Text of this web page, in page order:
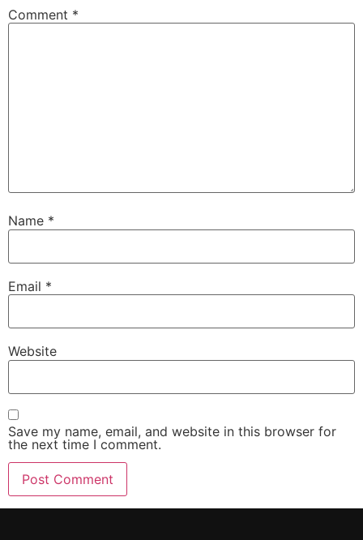
Comment *
Name *
Email *
Website
Save my name, email, and website in this browser for
the next time I comment.